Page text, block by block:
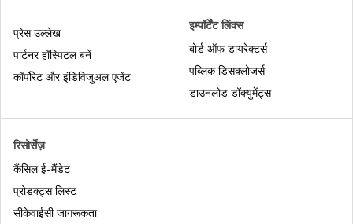
लाइफ इंश्योरेंस और हेल्थ इंश्योरेंस में अंतर
हेल्थ इंश्योरेंस में नॉमिनी
रिसोर्सेज़
कैंसिल ई-मैंडेट
प्रोडक्ट्स लिस्ट
सीकेवाईसी जागरूकता
प्रेस उल्लेख
पार्टनर हॉस्पिटल बनें
कॉर्पोरेट और इंडिविजुअल एजेंट
इम्पॉर्टेंट लिंक्स
बोर्ड ऑफ डायरेक्टर्स
पब्लिक डिसक्लोजर्स
डाउनलोड डॉक्युमेंट्स